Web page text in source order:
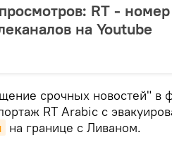
RT -
на Youtube
срочных новостей" в
RT Arabic с
на границе с Ливаном.